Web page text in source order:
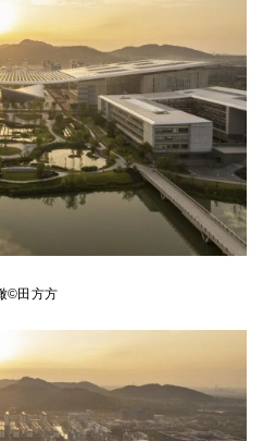
©田方方